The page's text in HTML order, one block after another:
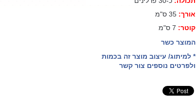
אורך:
קוטר:
המוצר כשר
* למיתוג/ עיצוב מוצר זה בכמות
ולפרטים נוספים צור קשר